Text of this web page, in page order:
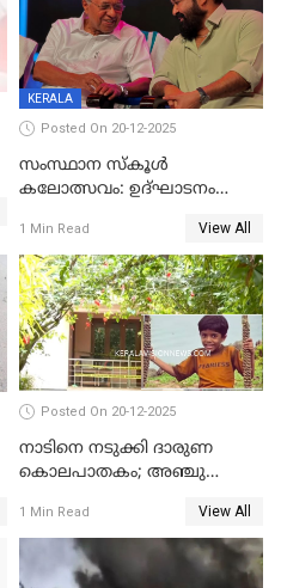
KERALA
Posted On 20-12-2025
സംസ്ഥാന സ്കൂൾ
കലോത്സവം: ഉദ്ഘാടനം
മുഖ്യാതിഥിയായി
മോഹൻലാൽ
1 Min Read View All
Posted On 20-12-2025
നാടിനെ നടുക്കി ദാരുണ
കൊലപാതകം; അഞ്ചു
കഴുത്തുഞെരിച്ച് കൊന്നു
1 Min Read View All